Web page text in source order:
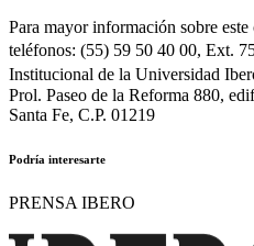
Para mayor información sobre
teléfonos: (55) 59 50 40 00, Ext.
Institucional de la Universidad
Prol. Paseo de la Reforma 880,
Santa Fe, C.P. 01219
Podría interesarte
PRENSA IBERO